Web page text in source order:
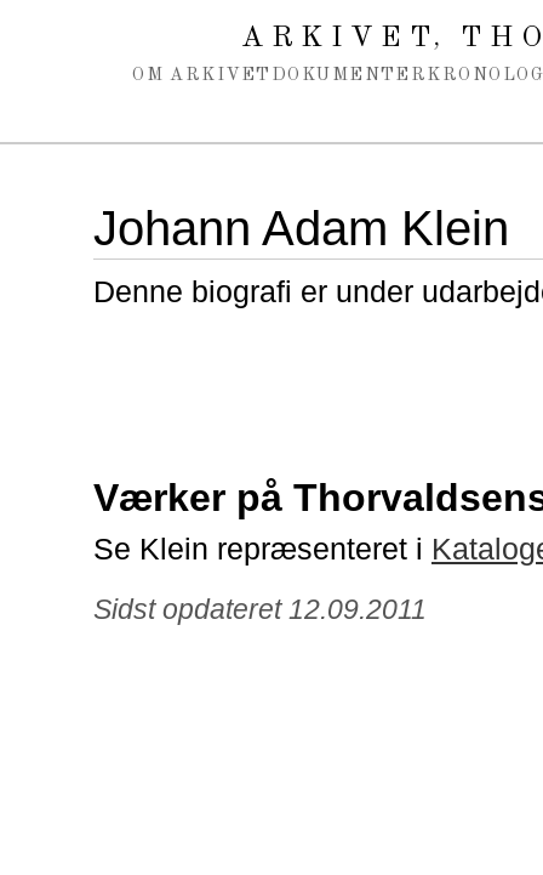
ARKIVET,
OM ARKIVET DOKUMENTER
Johann Adam Klein
Denne biografi er under
Værker på
Se Klein repræsenteret i
Sidst opdateret 12.09.2011